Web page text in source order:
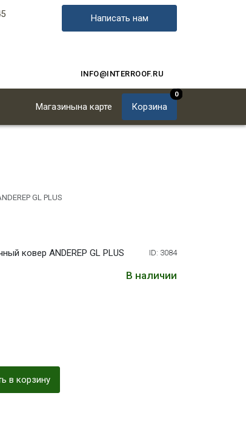
Написать нам
INFO@INTERROOF.RU
Магазинына карте Корзина
0
GL PLUS
ковер ANDEREP GL PLUS ID: 3084
В наличии
в корзину